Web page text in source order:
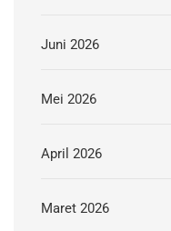
Juni 2026
Mei 2026
April 2026
Maret 2026